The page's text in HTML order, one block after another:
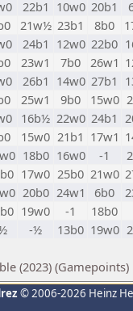
22b1 10w0 20b1
21w½ 23b1 8b0
24b1 12w0 22b0
23w1 7b0 26w1
26b1 14w0 27b1
25w1 9b0 15w0
16b½ 22w0 24b1
15w0 21b1 17w1
18b0 16w0 -1
17w0 25b0 21w0
20b0 24w1 6b0
19w0 -1
18b0
-½ 13b0 19w0
(2023) (Gamepoints)
© 2006-2026 Heinz